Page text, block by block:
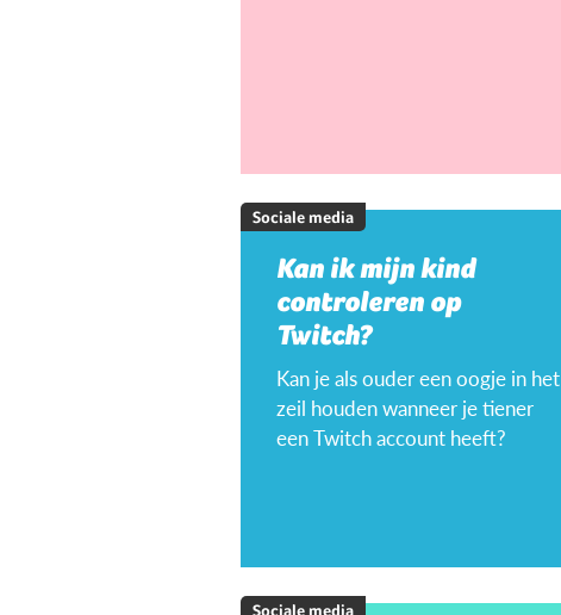
Sociale media
Kan ik mijn kind
controleren op
Twitch?
Kan je als ouder een oogje in het
zeil houden wanneer je tiener
een Twitch account heeft?
Sociale media